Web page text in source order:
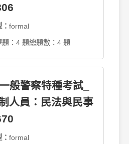
formal
題：4 題總題數：4 題
般警察特種考試_
人員：民法與民事
formal